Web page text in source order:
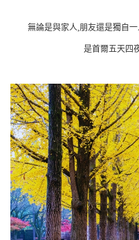
無論是與家人,朋友還是獨自
是首爾五天四